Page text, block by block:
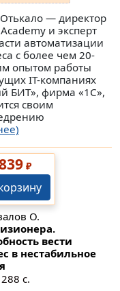
— директор
Academy и эксперт
автоматизации
с более чем 20-
опытом работы
IT-компаниях
БИТ», фирма «1С»,
своим
₽
О.
вести
в нестабильное
с.